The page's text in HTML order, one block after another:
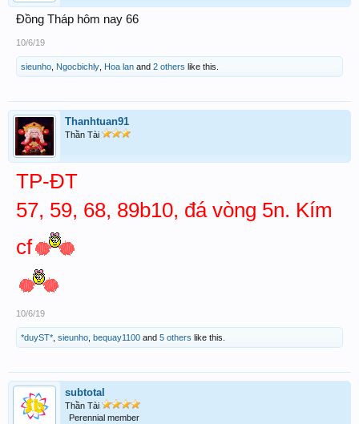
Đồng Tháp hôm nay 66
10/6/19
sieunho Ngocbichly Hoa lan and 2 others like this.
Thanhtuan91
Thần Tài
TP-ĐT
57, 59, 68, 89b10, đá vòng 5n. Kím
cf
10/6/19
*duyST* sieunho bequay1100 and 5 others like this.
subtotal
Thần Tài
Perennial member